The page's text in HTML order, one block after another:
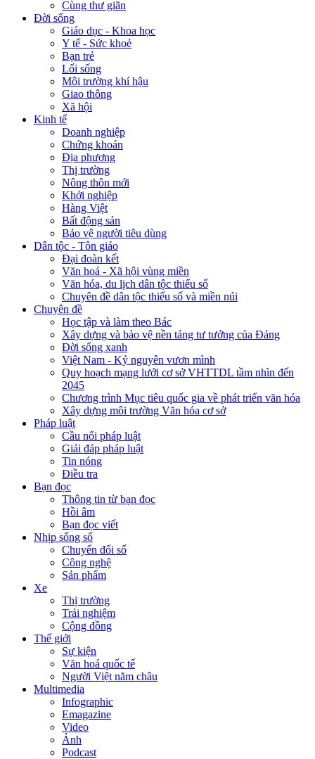
Cùng thư giãn
Đời sống
Giáo dục - Khoa học
Y tế - Sức khoẻ
Bạn trẻ
Lối sống
Môi trường khí hậu
Giao thông
Xã hội
Kinh tế
Doanh nghiệp
Chứng khoán
Địa phương
Thị trường
Nông thôn mới
Khởi nghiệp
Hàng Việt
Bất động sản
Bảo vệ người tiêu dùng
Dân tộc - Tôn giáo
Đại đoàn kết
Văn hoá - Xã hội vùng miền
Văn hóa, du lịch dân tộc thiểu số
Chuyên đề dân tộc thiểu số và miền núi
Chuyên đề
Học tập và làm theo Bác
Xây dựng và bảo vệ nền tảng tư tưởng của Đảng
Đời sống xanh
Việt Nam - Kỷ nguyên vươn mình
Quy hoạch mạng lưới cơ sở VHTTDL tầm nhìn đến
2045
Chương trình Mục tiêu quốc gia về phát triển văn hóa
Xây dựng môi trường Văn hóa cơ sở
Pháp luật
Cầu nối pháp luật
Giải đáp pháp luật
Tin nóng
Điều tra
Bạn đọc
Thông tin từ bạn đọc
Hồi âm
Bạn đọc viết
Nhịp sống số
Chuyển đổi số
Công nghệ
Sản phẩm
Xe
Thị trường
Trải nghiệm
Cộng đồng
Thế giới
Sự kiện
Văn hoá quốc tế
Người Việt năm châu
Multimedia
Infographic
Emagazine
Video
Ảnh
Podcast